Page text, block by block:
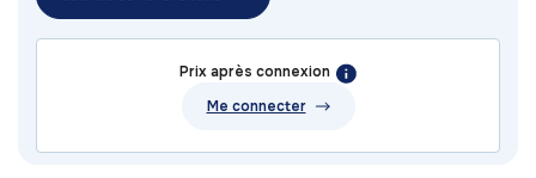
Prix après connexion
Me connecter